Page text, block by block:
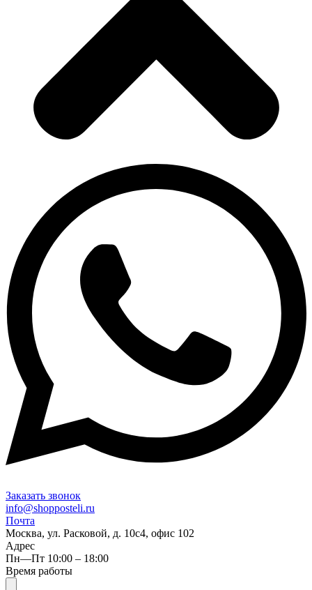
Заказать звонок
info@shopposteli.ru
Почта
Москва, ул. Расковой, д. 10с4, офис 102
Адрес
Пн—Пт 10:00 – 18:00
Время работы